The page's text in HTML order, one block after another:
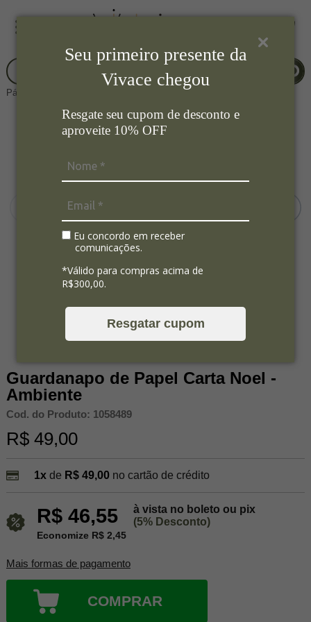
Seu primeiro presente da
Vivace chegou
Resgate seu cupom de desconto e
aproveite 10% OFF
Eu concordo em receber
comunicações.
*Válido para compras acima de
R$300,00.
Resgatar cupom
Página Inicial Guardanapos
Guardanapo de Papel Carta Noel -
Ambiente
Cod. do Produto: 1058489
R$ 49,00
1xde R$ 49,00 no cartão de crédito
R$ 46,55
à vista no boleto ou pix
(5% Desconto)
Economize R$ 2,45
Mais formas de pagamento
COMPRAR